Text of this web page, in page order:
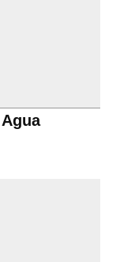
Agua